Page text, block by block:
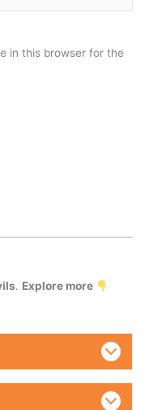
in this browser for the
. Explore more